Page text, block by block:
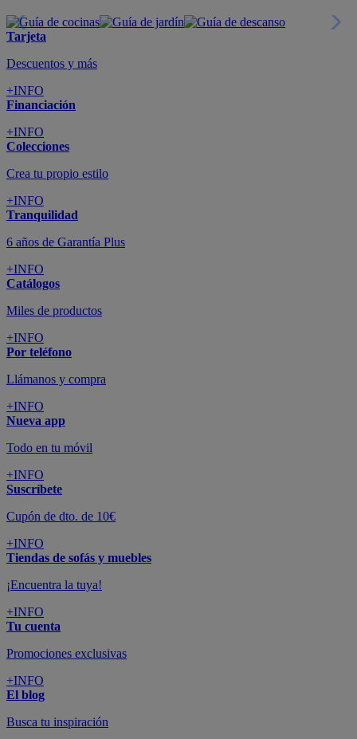
Tarjeta
Descuentos y más
+INFO
Financiación
+INFO
Colecciones
Crea tu propio estilo
+INFO
Tranquilidad
6 años de Garantía Plus
+INFO
Catálogos
Miles de productos
+INFO
Por teléfono
Llámanos y compra
+INFO
Nueva app
Todo en tu móvil
+INFO
Suscríbete
Cupón de dto. de 10€
+INFO
Tiendas de sofás y muebles
¡Encuentra la tuya!
+INFO
Tu cuenta
Promociones exclusivas
+INFO
El blog
Busca tu inspiración